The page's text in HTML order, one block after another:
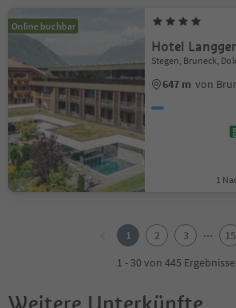
Online buchbar
Hotel
Stegen, Bruneck,
647 m von
1
6
1 2 3 ...
15
1 - 30 von 445